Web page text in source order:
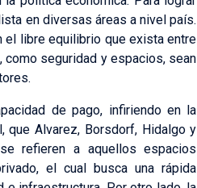
en diversas áreas a nivel país.
libre equilibrio que exista entre
seguridad y espacios, sean
de pago, infiriendo en la
que Alvarez, Borsdorf, Hidalgo y
refieren a aquellos espacios
el cual busca una rápida